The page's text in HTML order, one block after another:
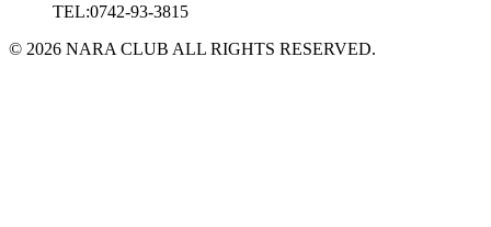
TEL:0742-93-3815
© 2026 NARA CLUB ALL RIGHTS RESERVED.